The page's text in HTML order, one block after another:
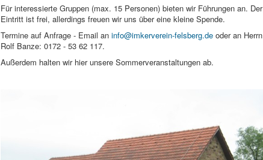
Für interessierte Gruppen (max. 15 Personen) bieten wir Führungen an. Der
Eintritt ist frei, allerdings freuen wir uns über eine kleine Spende.
Termine auf Anfrage - Email an info@imkerverein-felsberg.de oder an Herrn
Rolf Banze: 0172 - 53 62 117.
Außerdem halten wir hier unsere Sommerveranstaltungen ab.